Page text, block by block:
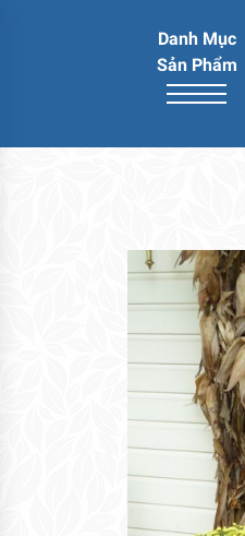
Danh Mục
Sản Phẩm